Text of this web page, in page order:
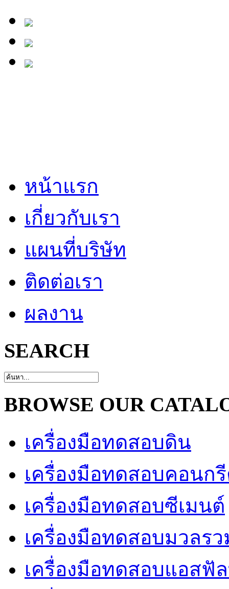
หน้าแรก
เกี่ยวกับเรา
แผนที่บริษัท
ติดต่อเรา
ผลงาน
SEARCH
BROWSE OUR
เครื่องมือทดสอบดิน
เครื่องมือทดสอบคอนก
เครื่องมือทดสอบซีเมนต์
เครื่องมือทดสอบมวลร
เครื่องมือทดสอบแอสฟั